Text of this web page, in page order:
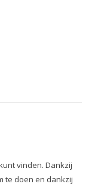
vinden. Dankzij
te doen en dankzij